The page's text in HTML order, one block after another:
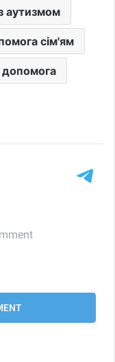
аутизмом
сім'ям
допомога